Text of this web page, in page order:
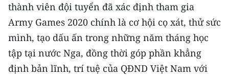
thành viên đội tuyển đã xác định tham gia
Army Games 2020 chính là cơ hội cọ xát, thử sức
mình, tạo dấu ấn trong những năm tháng học
tập tại nước Nga, đồng thời góp phần khẳng
định bản lĩnh, trí tuệ của QĐND Việt Nam với